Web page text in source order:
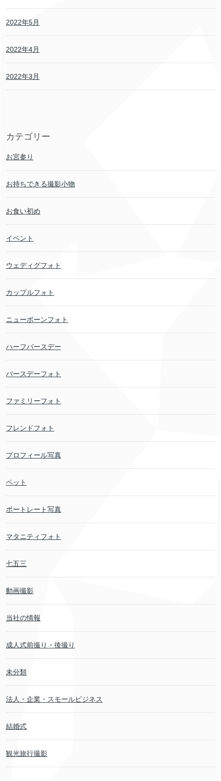
2022年5月
2022年4月
2022年3月
カテゴリー
お宮参り
お持ちできる撮影小物
お食い初め
イベント
ウェディグフォト
カップルフォト
ニューボーンフォト
ハーフバースデー
バースデーフォト
ファミリーフォト
フレンドフォト
プロフィール写真
ペット
ポートレート写真
マタニティフォト
七五三
動画撮影
当社の情報
成人式前撮り・後撮り
未分類
法人・企業・スモールビジネス
結婚式
観光旅行撮影